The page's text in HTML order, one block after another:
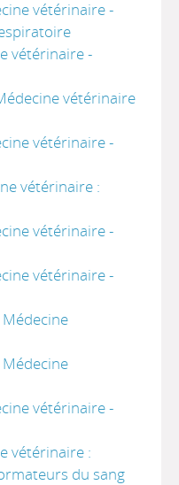
vétérinaire -
vétérinaire -
vétérinaire
vétérinaire -
vétérinaire :
vétérinaire -
vétérinaire -
vétérinaire -
vétérinaire :
du sang